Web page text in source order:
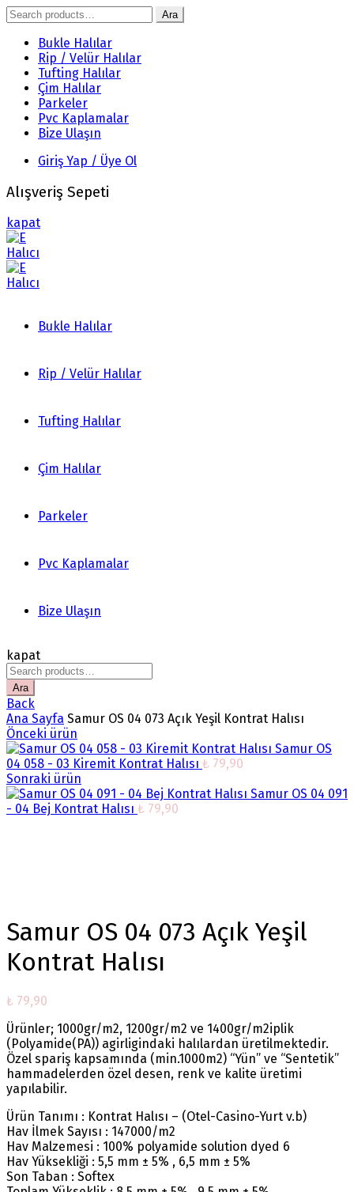
Search
for:
Ara
Bukle Halılar
Rip / Velür Halılar
Tufting Halılar
Çim Halılar
Parkeler
Pvc Kaplamalar
Bize Ulaşın
Giriş Yap / Üye Ol
Alışveriş Sepeti
kapat
Bukle Halılar
Rip / Velür Halılar
Tufting Halılar
Çim Halılar
Parkeler
Pvc Kaplamalar
Bize Ulaşın
kapat
Search
for:
Ara
Back
Ana Sayfa Samur OS 04 073 Açık Yeşil Kontrat Halısı
Önceki ürün
Samur OS
04 058 - 03 Kiremit Kontrat Halısı ₺ 79,90
Sonraki ürün
Samur OS 04 091
- 04 Bej Kontrat Halısı ₺ 79,90
Samur OS 04 073 Açık Yeşil
Kontrat Halısı
₺ 79,90
Ürünler; 1000gr/m2, 1200gr/m2 ve 1400gr/m2iplik
(Polyamide(PA)) agirligindaki halılardan üretilmektedir.
Özel spariş kapsamında (min.1000m2) “Yün” ve “Sentetik”
hammadelerden özel desen, renk ve kalite üretimi
yapılabilir.
Ürün Tanımı : Kontrat Halısı – (Otel-Casino-Yurt v.b)
Hav İlmek Sayısı : 147000/m2
Hav Malzemesi : 100% polyamide solution dyed 6
Hav Yüksekliği : 5,5 mm ± 5% , 6,5 mm ± 5%
Son Taban : Softex